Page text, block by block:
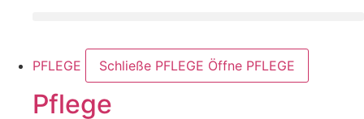
PFLEGE Schließe PFLEGE Öffne PFLEGE
Pflege